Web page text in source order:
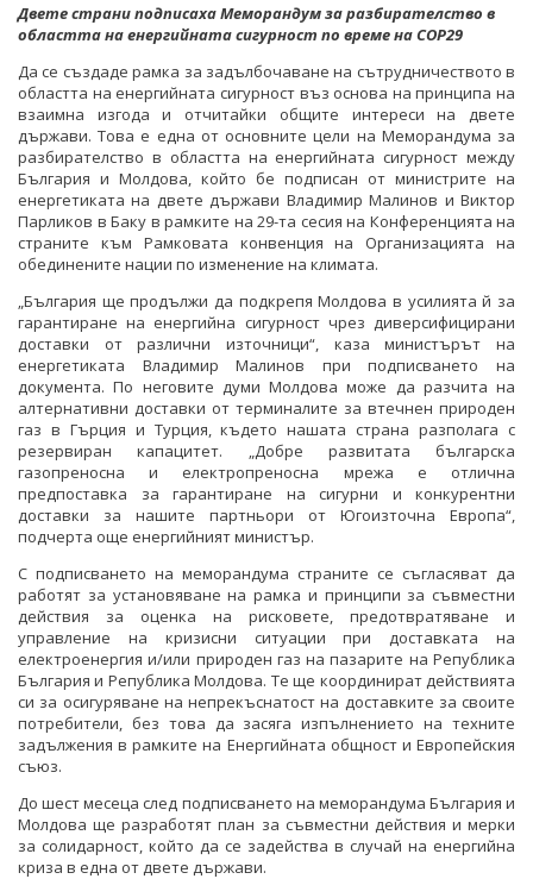
Двете страни подписаха Меморандум за разбирателство в
областта на енергийната сигурност по време наCOP29
Да се създаде рамка за задълбочаване на сътрудничеството в
областта на енергийната сигурност въз основа на принципа на
взаимна изгода и отчитайки общите интереси на двете
държави. Това е една от основните цели на Меморандумa за
разбирателство в областта на енергийната сигурност между
България и Молдова, който бе подписан от министрите на
енергетиката на двете държави Владимир Малинов и Виктор
Парликов в Баку в рамките на 29-та сесия на Конференцията на
страните към Рамковата конвенция на Организацията на
обединените нации по изменение на климата.
„България ще продължи да подкрепя Молдова в усилията й за
гарантиране на енергийна сигурност чрез диверсифицирани
доставки от различни източници“, каза министърът на
енергетиката Владимир Малинов при подписването на
документа. По неговите думи Молдова може да разчита на
алтернативни доставки от терминалите за втечнен природен
газ в Гърция и Турция, където нашата страна разполага с
резервиран капацитет. „Добре развитата българска
газопреносна и електропреносна мрежа е отлична
предпоставка за гарантиране на сигурни и конкурентни
доставки за нашите партньори от Югоизточна Европа“,
подчерта още енергийният министър.
С подписването на меморандума страните се съгласяват да
работят за установяване на рамка и принципи за съвместни
действия за оценка на рисковете, предотвратяване и
управление на кризисни ситуации при доставката на
електроенергия и/или природен газ на пазарите на Република
България и Република Молдова. Те ще координират действията
си за осигуряване на непрекъснатост на доставките за своите
потребители, без това да засяга изпълнението на техните
задължения в рамките на Енергийната общност и Европейския
съюз.
До шест месеца след подписването на меморандума България и
Молдова ще разработят план за съвместни действия и мерки
за солидарност, който да се задейства в случай на енергийна
криза в една от двете държави.